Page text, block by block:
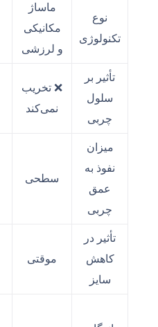
نوع
تکنولوژی
ماساژ
مکانیکی
و لرزشی
تأثیر بر
سلول
چربی
❌ تخریب
نمی‌کند
میزان
نفوذ به
عمق
چربی
سطحی
تأثیر در
کاهش
سایز
موقتی